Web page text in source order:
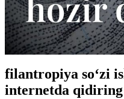
filantropiya so‘zi
internetda qidiring